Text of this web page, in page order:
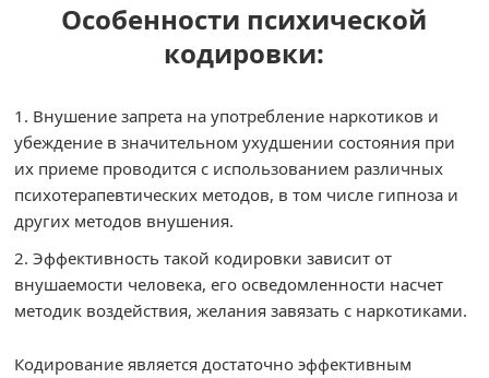
Особенности психической
кодировки:
Внушение запрета на употребление наркотиков и
убеждение в значительном ухудшении состояния при
их приеме проводится с использованием различных
психотерапевтических методов, в том числе гипноза и
других методов внушения.
Эффективность такой кодировки зависит от
внушаемости человека, его осведомленности насчет
методик воздействия, желания завязать с наркотиками.
Кодирование является достаточно эффективным